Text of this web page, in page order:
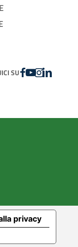
SUFACEBOOK
YOUTUBE
INSTAGRAM
LINKEDIN
privacy